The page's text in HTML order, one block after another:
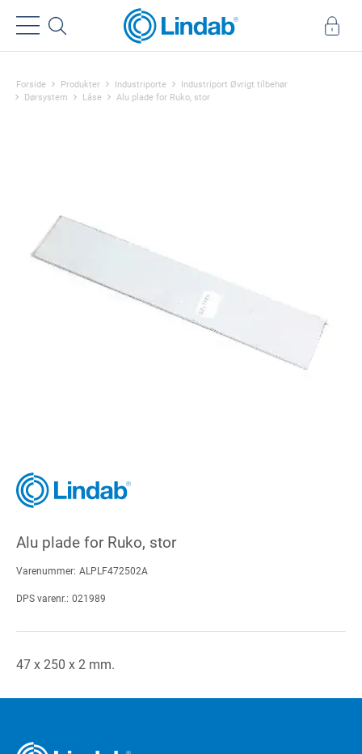
Forside Produkter Industriporte
Industriport Øvrigt tilbehør
Dørsystem
Låse Alu plade for Ruko, stor
Alu plade for Ruko, stor
Varenummer: ALPLF472502A
DPS varenr.: 021989
47 x 250 x 2 mm.